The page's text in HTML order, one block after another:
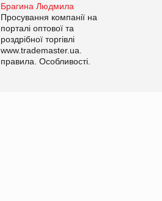
Брагина Людмила
Просування компанії на
порталі оптової та
роздрібної торгівлі
www.trademaster.ua.
правила. Особливості.